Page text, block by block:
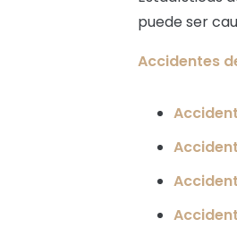
puede ser
Accidentes